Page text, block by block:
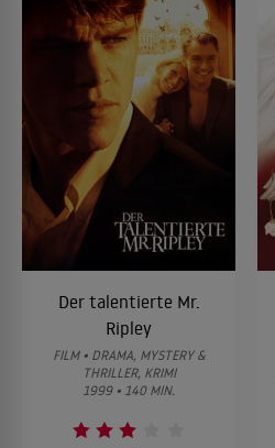
Der talentierte Mr.
Ripley
FILM • DRAMA, MYSTERY &
THRILLER, KRIMI
1999 • 140 MIN.